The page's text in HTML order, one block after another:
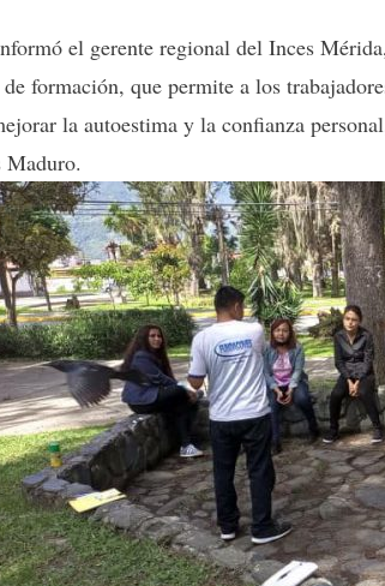
el gerente regional del Inces
formación, que permite a los
la autoestima y la confianza